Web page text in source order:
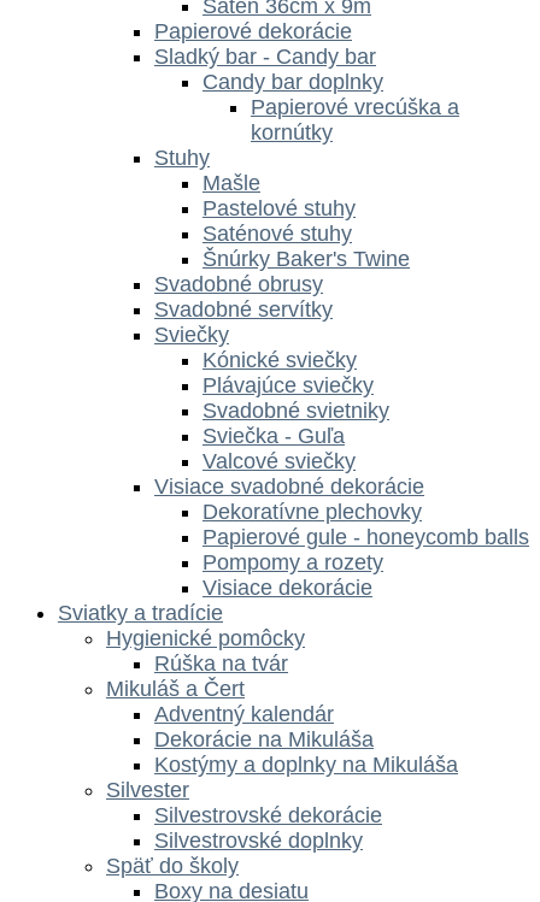
Satén 36cm x 9m
Papierové dekorácie
Sladký bar - Candy bar
Candy bar doplnky
Papierové vrecúška a
kornútky
Stuhy
Mašle
Pastelové stuhy
Saténové stuhy
Šnúrky Baker's Twine
Svadobné obrusy
Svadobné servítky
Sviečky
Kónické sviečky
Plávajúce sviečky
Svadobné svietniky
Sviečka - Guľa
Valcové sviečky
Visiace svadobné dekorácie
Dekoratívne plechovky
Papierové gule - honeycomb balls
Pompomy a rozety
Visiace dekorácie
Sviatky a tradície
Hygienické pomôcky
Rúška na tvár
Mikuláš a Čert
Adventný kalendár
Dekorácie na Mikuláša
Kostýmy a doplnky na Mikuláša
Silvester
Silvestrovské dekorácie
Silvestrovské doplnky
Späť do školy
Boxy na desiatu